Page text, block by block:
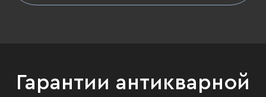
Гарантии антикварной